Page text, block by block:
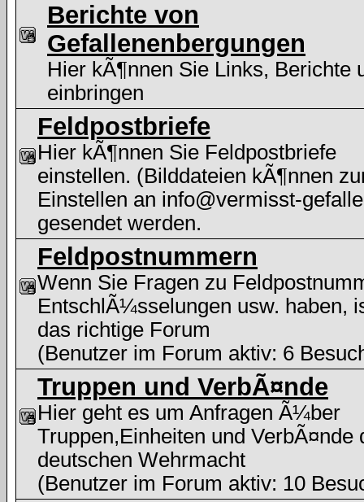
Berichte von
Gefallenenbergungen
Hier kÃ¶nnen Sie Links, Berichte
einbringen
Feldpostbriefe
Hier kÃ¶nnen Sie Feldpostbriefe
einstellen. (Bilddateien kÃ¶nnen
Einstellen an info@vermisst-
gesendet werden.
Feldpostnummern
Wenn Sie Fragen zu
EntschlÃ¼sselungen usw. haben,
das richtige Forum
(Benutzer im Forum aktiv: 6
Truppen und VerbÃ¤nde
Hier geht es um Anfragen Ã¼ber
Truppen,Einheiten und VerbÃ¤nde
deutschen Wehrmacht
(Benutzer im Forum aktiv: 10